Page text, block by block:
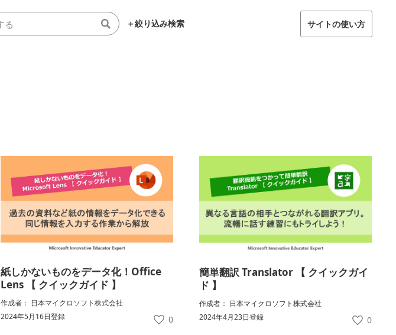
＋絞り込み検索 サイトの使い方
紙しかないものをデータ化！Office
Lens 【 クイックガイド 】
作成者： 日本マイクロソフト株式会社
2024年5月16日登録
0
簡単翻訳 Translator 【 クイックガイ
ド 】
作成者： 日本マイクロソフト株式会社
2024年4月23日登録
0